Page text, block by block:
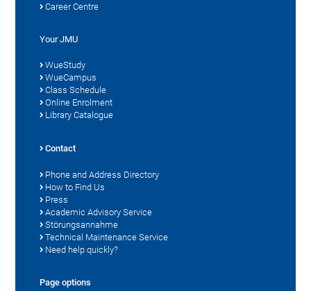
Career Centre
Your JMU
WueStudy
WueCampus
Class Schedule
Online Enrolment
Library Catalogue
Contact
Phone and Address Directory
How to Find Us
Press
Academic Advisory Service
Störungsannahme
Technical Maintenance Service
Need help quickly?
Page options